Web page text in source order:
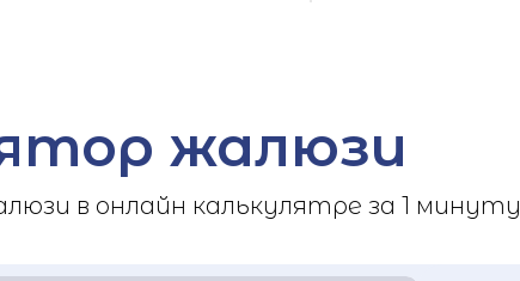
жалюзи
в онлайн калькулятре за 1 минуту